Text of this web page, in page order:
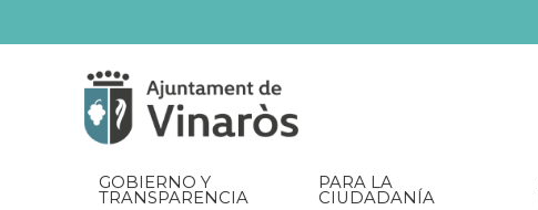
relacionados
GOBIERNO Y
TRANSPARENCIA
PARA LA
CIUDADANÍA